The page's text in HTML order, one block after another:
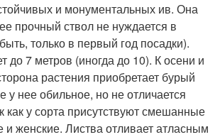
и монументальных ив. Она
прочный ствол не нуждается в
только в первый год посадки).
до 7 метров (иногда до 10). К осени и
растения приобретает бурый
у нее обильное, но не отличается
как у сорта присутствуют смешанные
и женские. Листва отливает атласным